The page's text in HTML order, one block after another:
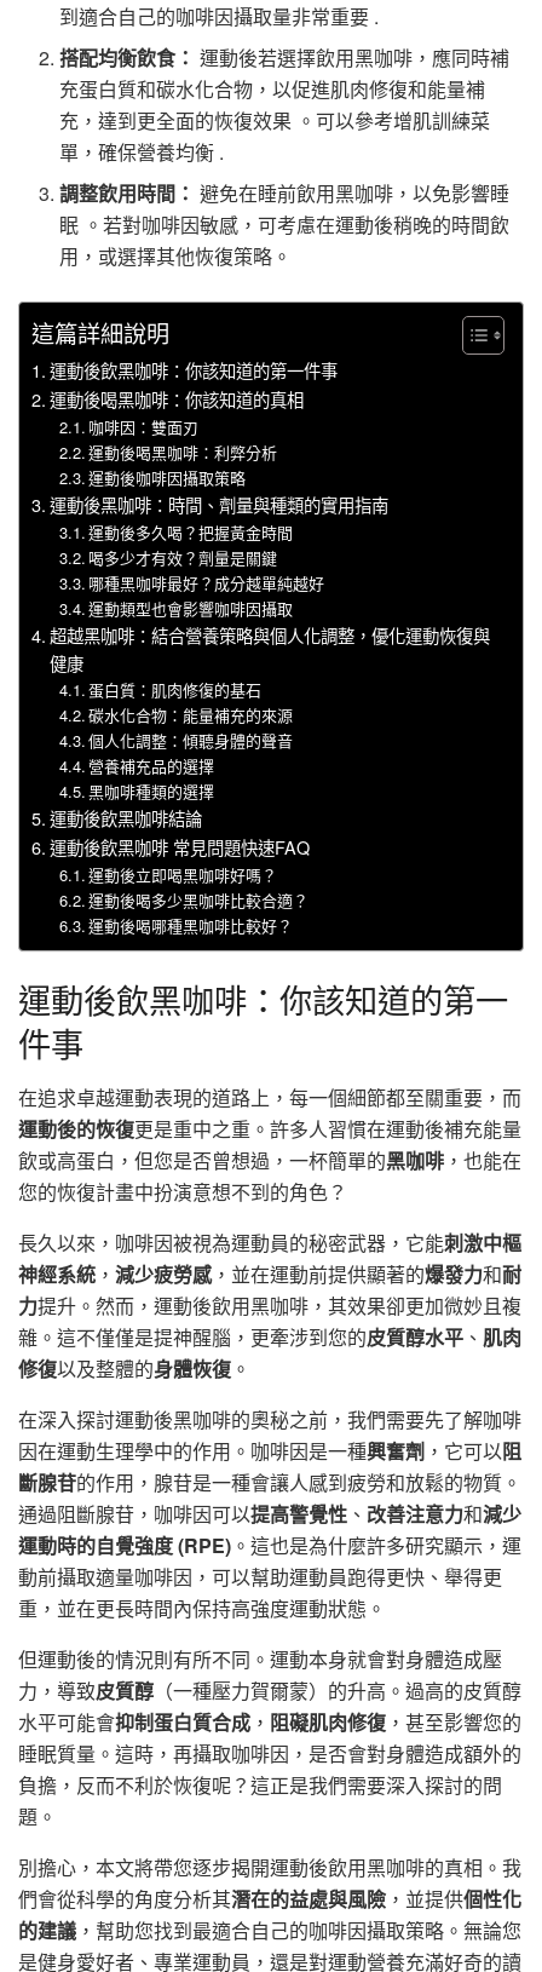
到適合自己的咖啡因攝取量非常重要 .
搭配均衡飲食： 運動後若選擇飲用黑咖啡，應同時補
充蛋白質和碳水化合物，以促進肌肉修復和能量補
充，達到更全面的恢復效果 。可以參考增肌訓練菜
單，確保營養均衡 .
調整飲用時間： 避免在睡前飲用黑咖啡，以免影響睡
眠 。若對咖啡因敏感，可考慮在運動後稍晚的時間飲
用，或選擇其他恢復策略。
這篇詳細說明
運動後飲黑咖啡：你該知道的第一件事
運動後喝黑咖啡：你該知道的真相
咖啡因：雙面刃
運動後喝黑咖啡：利弊分析
運動後咖啡因攝取策略
運動後黑咖啡：時間、劑量與種類的實用指南
運動後多久喝？把握黃金時間
喝多少才有效？劑量是關鍵
哪種黑咖啡最好？成分越單純越好
運動類型也會影響咖啡因攝取
超越黑咖啡：結合營養策略與個人化調整，優化運動恢復與
健康
蛋白質：肌肉修復的基石
碳水化合物：能量補充的來源
個人化調整：傾聽身體的聲音
營養補充品的選擇
黑咖啡種類的選擇
運動後飲黑咖啡結論
運動後飲黑咖啡 常見問題快速FAQ
運動後立即喝黑咖啡好嗎？
運動後喝多少黑咖啡比較合適？
運動後喝哪種黑咖啡比較好？
運動後飲黑咖啡：你該知道的第一
件事
在追求卓越運動表現的道路上，每一個細節都至關重要，而
運動後的恢復更是重中之重。許多人習慣在運動後補充能量
飲或高蛋白，但您是否曾想過，一杯簡單的黑咖啡 ，也能在
您的恢復計畫中扮演意想不到的角色？
長久以來，咖啡因被視為運動員的秘密武器，它能刺激中樞
神經系統 ， 減少疲勞感，並在運動前提供顯著的爆發力和耐
力提升。然而，運動後飲用黑咖啡，其效果卻更加微妙且複
雜。這不僅僅是提神醒腦，更牽涉到您的皮質醇水平 、 肌肉
修復以及整體的身體恢復 。
在深入探討運動後黑咖啡的奧秘之前，我們需要先了解咖啡
因在運動生理學中的作用。咖啡因是一種興奮劑 ，它可以阻
斷腺苷的作用，腺苷是一種會讓人感到疲勞和放鬆的物質。
通過阻斷腺苷，咖啡因可以提高警覺性 、 改善注意力和減少
運動時的自覺強度 (RPE) 。這也是為什麼許多研究顯示，運
動前攝取適量咖啡因，可以幫助運動員跑得更快、舉得更
重，並在更長時間內保持高強度運動狀態。
但運動後的情況則有所不同。運動本身就會對身體造成壓
力，導致皮質醇 （一種壓力賀爾蒙）的升高。過高的皮質醇
水平可能會抑制蛋白質合成 ， 阻礙肌肉修復 ，甚至影響您的
睡眠質量。這時，再攝取咖啡因，是否會對身體造成額外的
負擔，反而不利於恢復呢？這正是我們需要深入探討的問
題。
別擔心，本文將帶您逐步揭開運動後飲用黑咖啡的真相。我
們會從科學的角度分析其潛在的益處與風險 ，並提供個性化
的建議 ，幫助您找到最適合自己的咖啡因攝取策略。無論您
是健身愛好者、專業運動員，還是對運動營養充滿好奇的讀